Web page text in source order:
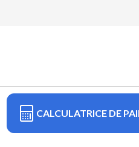
CALCULATRICE DE